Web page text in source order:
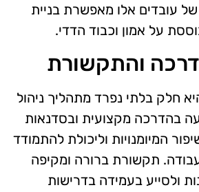
עובדים אלו מאפשרת בניית
על אמון וכבוד הדדי.
והתקשורת
חלק בלתי נפרד מתהליך ניהול
בהדרכה מקצועית ובסדנאות
המיומנויות וליכולת להתמודד
תקשורת ברורה ומקיפה
ולסייע בעמידה בדרישות